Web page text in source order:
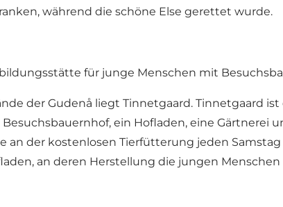
während die schöne Else gerettet wurde.
für junge Menschen mit
der Gudenå liegt Tinnetgaard. Tinnetgaard
ein Hofladen, eine Gärtnerei
an der kostenlosen Tierfütterung jeden
an deren Herstellung die jungen